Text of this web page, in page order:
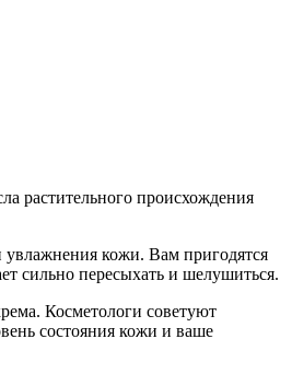
растительного происхождения
увлажнения кожи. Вам пригодятся
сильно пересыхать и шелушиться.
Косметологи советуют
состояния кожи и ваше